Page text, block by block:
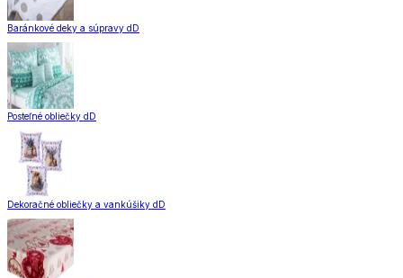
Baránkové deky a súpravy dD
Posteľné obliečky dD
Dekoračné obliečky a vankúšiky dD